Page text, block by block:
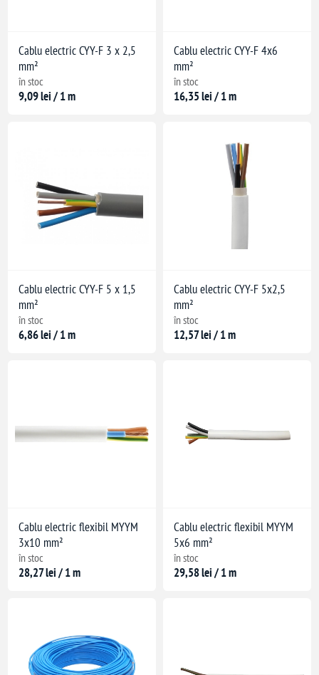
instalare)
Cablu electric CYY-F 3 x 2,5
mm²
în stoc
9,09 lei / 1 m
Cablu electric CYY-F 4x6
mm²
în stoc
16,35 lei / 1 m
Cablu electric CYY-F 5 x 1,5
mm²
în stoc
6,86 lei / 1 m
Cablu electric CYY-F 5x2,5
mm²
în stoc
12,57 lei / 1 m
Cablu electric flexibil MYYM
3x10 mm²
în stoc
28,27 lei / 1 m
Cablu electric flexibil MYYM
5x6 mm²
în stoc
29,58 lei / 1 m